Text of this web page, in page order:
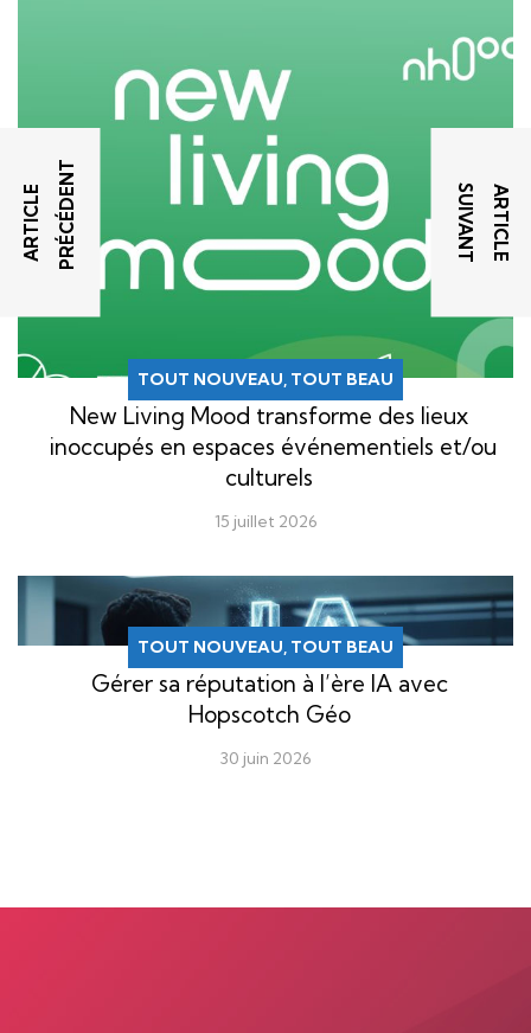
A
R
T
I
C
L
E
P
R
É
C
É
D
E
N T A
R
T
I
C
L
E
S
U
I
V
A
N
T
TOUT NOUVEAU, TOUT BEAU
New Living Mood transforme des lieux
inoccupés en espaces événementiels et/ou
culturels
15 juillet 2026
TOUT NOUVEAU, TOUT BEAU
Gérer sa réputation à l’ère IA avec
Hopscotch Géo
30 juin 2026